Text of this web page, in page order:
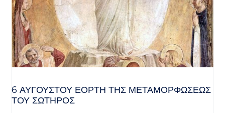
6 ΑΥΓΟΥΣΤΟΥ ΕΟΡΤΗ ΤΗΣ ΜΕΤΑΜΟΡΦΩΣΕΩΣ
ΤΟΥ ΣΩΤΗΡΟΣ